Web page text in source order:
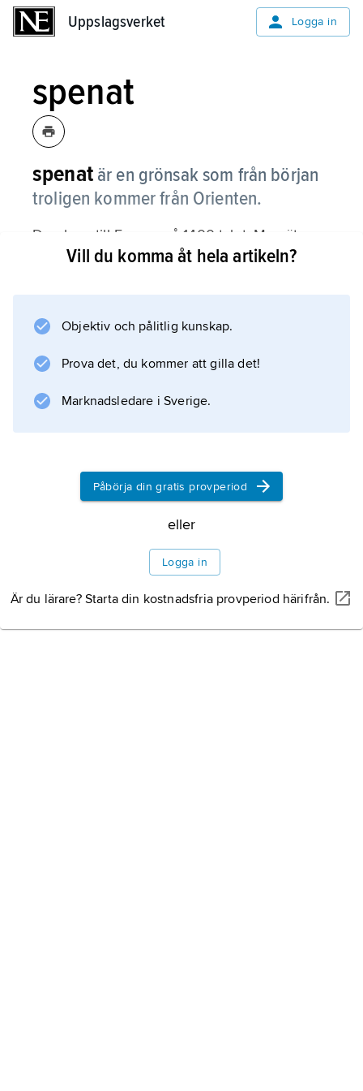
Uppslagsverket Logga in
spenat
spenat är en grönsak som från början
troligen kommer från Orienten.
Den kom till Europa på 1400-talet. Man äter
de mjuka, saftiga bladen, som är rika på A-
Vill du komma åt hela artikeln?
Objektiv och pålitlig kunskap.
Prova det, du kommer att gilla det!
Marknadsledare i Sverige.
Påbörja din gratis provperiod
eller
Logga in
Är du lärare? Starta din kostnadsfria provperiod härifrån.